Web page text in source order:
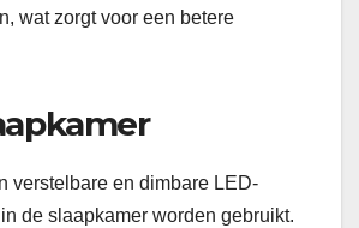
wat zorgt voor een betere
verstelbare en dimbare LED-
de slaapkamer worden gebruikt.